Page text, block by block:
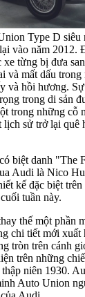
Type D siêu
vào năm 2012.
xe từng bị đưa
và mất dấu
và hồi hương.
trong di sản
trong những cỗ
lịch sử trở lại
biệt danh "The
Audi là Nico
kế đặc biệt
tuần này.
thế một phần
chi tiết mới xuất
tròn trên cánh
trên những
niên 1930.
Auto Union